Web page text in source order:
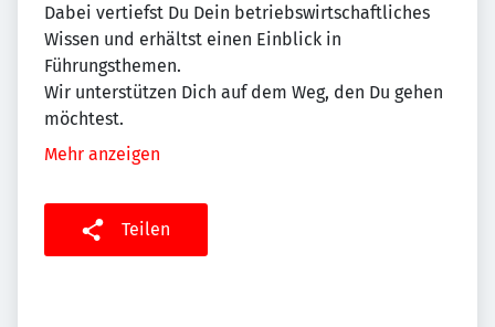
Dabei vertiefst Du Dein betriebswirtschaftliches
Wissen und erhältst einen Einblick in
Führungsthemen.
Wir unterstützen Dich auf dem Weg, den Du gehen
möchtest.
Mehr anzeigen
Teilen